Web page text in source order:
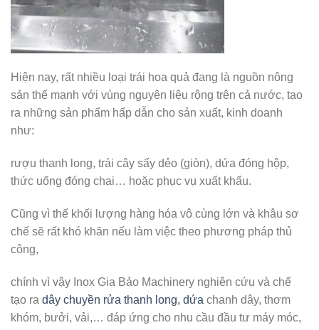
Hiện nay, rất nhiều loại trái hoa quả đang là nguồn nông
sản thế mạnh với vùng nguyên liệu rộng trên cả nước, tạo
ra những sản phẩm hấp dẫn cho sản xuất, kinh doanh
như:
rượu thanh long, trái cây sấy dẻo (giòn), dứa đóng hộp,
thức uống đóng chai… hoặc phục vụ xuất khẩu.
Cũng vì thế khối lượng hàng hóa vô cùng lớn và khâu sơ
chế sẽ rất khó khăn nếu làm việc theo phương pháp thủ
công,
chính vì vậy Inox Gia Bảo Machinery nghiên cứu và chế
tạo ra dây chuyền rửa thanh long, dứa chanh dây, thơm
khóm, bưởi, vải,… đáp ứng cho nhu cầu đầu tư máy móc,